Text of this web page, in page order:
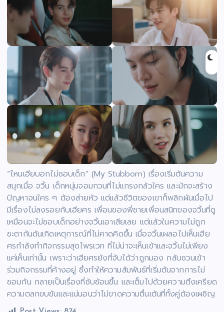
“ไหนเฮียบอกไม่ชอบเด็ก” (My Stubborn) เรื่องเริ่มต้นความ
สนุกเมื่อ จวิ้น เด็กหนุ่มจอมกวนที่ไม่แกรงกลัวใคร และมักจะสร้าง
ปัญหาจนใคร ๆ ต้องส่ายหัว แต่แล้วชีวิตของเขาก็พลิกผันเมื่อไป
มีเรื่องไม่ลงรอยกับเฮียศร เพื่อนของพี่ชายเพื่อนสนิทของจวิ้นที่ดู
เหมือนจะไม่ชอบเด็กอย่างจวิ้นเอาเสียเลย แต่แล้วในความไม่ถูก
ชะตากันดันเกิดเหตุการณ์ที่ไม่คาดคิดขึ้น เมื่อจวิ้นเผลอไปเห็นเฮีย
ศรกำลังทำกิจกรรมสุดไพรเวท ที่ไม่น่าจะเห็นเข้าและจวิ้นไม่เพียง
แค่เห็นเท่านั้น เพราะว่าเฮียศรยังที่จับได้ว่าถูกมอง กลับชวนเข้า
ร่วมกิจกรรมที่ค้างอยู่ ซึ่งทำให้ความสัมพันธ์ที่เริ่มต้นจากการไม่
ชอบกัน กลายเป็นเรื่องที่ชับช้อนขึ้น และเต็มไปด้วยความตึงเครียด
ความตลกขบขันและแน่นอนว่าไม่ขาดความตื่นเต้นที่ทั้งคู่ต้องเผชิญ